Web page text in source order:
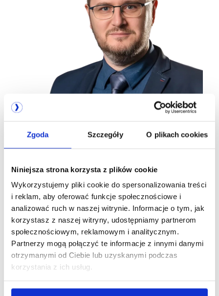
Zgoda Szczegóły O plikach cookies
Niniejsza strona korzysta z plików cookie
Wykorzystujemy pliki cookie do spersonalizowania treści
i reklam, aby oferować funkcje społecznościowe i
analizować ruch w naszej witrynie. Informacje o tym, jak
korzystasz z naszej witryny, udostępniamy partnerom
społecznościowym, reklamowym i analitycznym.
Partnerzy mogą połączyć te informacje z innymi danymi
otrzymanymi od Ciebie lub uzyskanymi podczas
korzystania z ich usług.
Backup
Bezpieczne rozwiązanie dla firm
Backup w Talex Data Center to przede wszystkim
kompleksowa ochrona najważniejszych zasobów
firmy. Dzięki dwóm niezależnym centrom danych,
zaawansowanym technologiom oraz asynchronicznej
replikacji zapewniamy najwyższy poziom
bezpieczeństwa. Elastyczność rozwiązania pozwala